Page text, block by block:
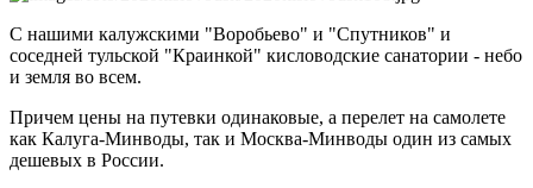
С нашими калужскими "Воробьево" и "Спутников" и
соседней тульской "Краинкой" кисловодские санатории - небо
и земля во всем.
Причем цены на путевки одинаковые, а перелет на самолете
как Калуга-Минводы, так и Москва-Минводы один из самых
дешевых в России.